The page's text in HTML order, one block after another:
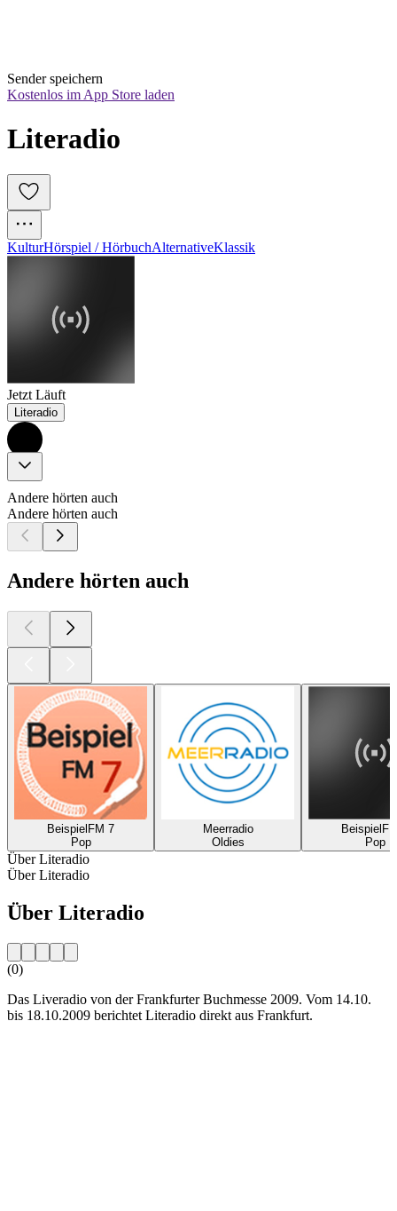
Sender speichern
Kostenlos im App Store laden
Literadio
KulturHörspiel / HörbuchAlternativeKlassik
Jetzt Läuft
Literadio
Andere hörten auch
Andere hörten auch
Andere hörten auch
BeispielFM 7
Pop
Meerradio
Oldies
Pop
Über Literadio
Über Literadio
Über Literadio
(0)
Das Liveradio von der Frankfurter Buchmesse 2009. Vom 14.10.
bis 18.10.2009 berichtet Literadio direkt aus Frankfurt.